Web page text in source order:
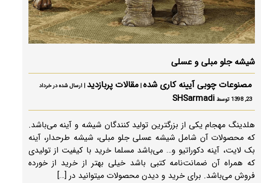
شیشه جلو مبلی و عسلی
مصنوعات چوبی آیینه کاری شده|مقالات پربازدید | ارسال شده در خرداد
23, 1398 توسط
SHSarmadi
هلدینگ مهجام یکی از بزرگترین تولید کنندگان شیشه و آینه می‌باشد.
که محصولات آن شامل شیشه عسلی جلو مبلی، شیشه طرحدار، آینه
بک لایت، آینه دکوراتیو و… می‌باشد مسلما خرید با کیفیت از تولیدی
که همراه آن ضمانت‌نامه کتبی باشد خیلی بهتر از خرید از خورده
فروش می‌باشد. برای خرید و دیدن محصولات میتوانید در […]